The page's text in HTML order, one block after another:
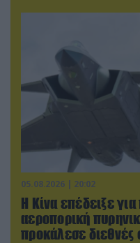
05.08.2026 | 20:02
Η Κίνα επέδειξε
αεροπορική
προκάλεσε διεθνές